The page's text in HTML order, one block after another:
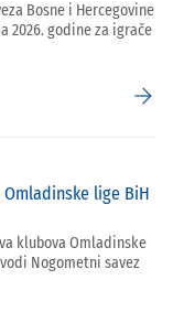
Bosne i Hercegovine
godine za igrače
arrow_forward
lige BiH
klubova Omladinske
Nogometni savez